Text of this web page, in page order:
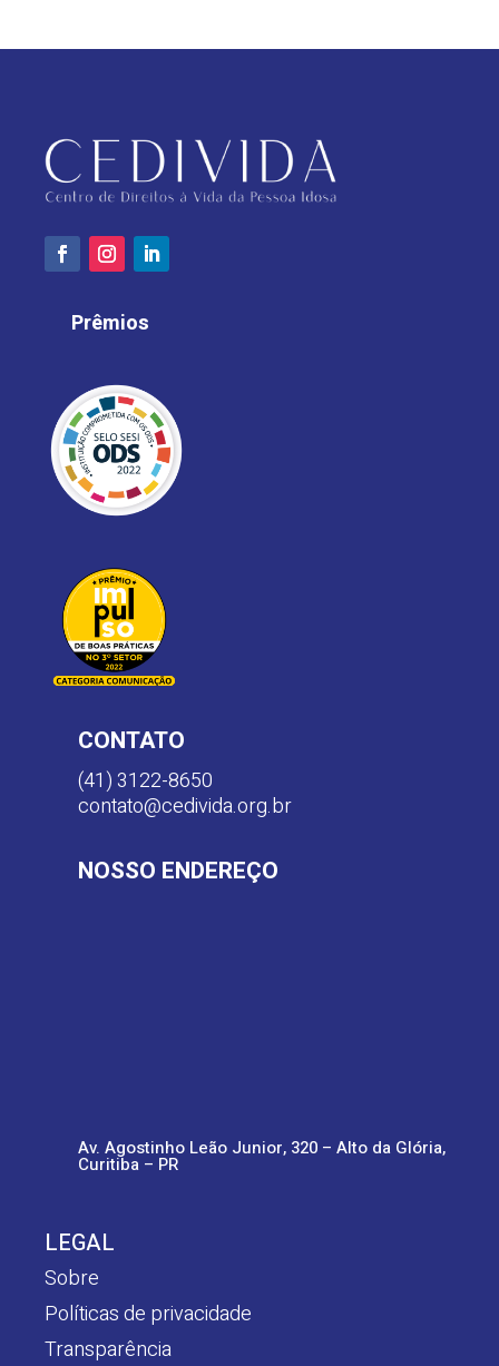
Prêmios
CONTATO
(41) 3122-8650
contato@cedivida.org.br
NOSSO ENDEREÇO
Av. Agostinho Leão Junior, 320 – Alto da Glória,
Curitiba – PR
LEGAL
Sobre
Políticas de privacidade
Transparência